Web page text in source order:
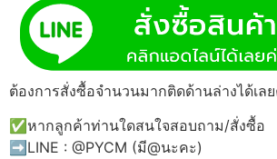
ต้องการสั่งซื้อจำนวนมากติดด้านล่างได้เล
✅หากลูกค้าท่านใดสนใจสอบถาม/สั่งซื้อ
➡️LINE : @PYCM (มี@นะคะ)